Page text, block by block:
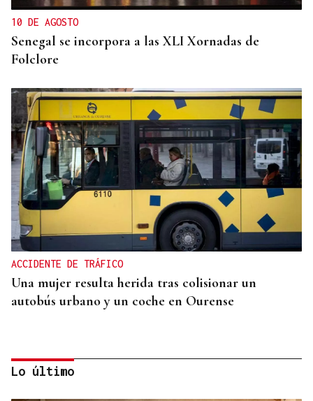
10 DE AGOSTO
Senegal se incorpora a las XLI Xornadas de
Folclore
ACCIDENTE DE TRÁFICO
Una mujer resulta herida tras colisionar un
autobús urbano y un coche en Ourense
Lo último